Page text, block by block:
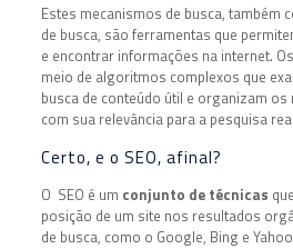
Estes mecanismos de busca, também
de busca, são ferramentas que
e encontrar informações na internet.
meio de algoritmos complexos que
busca de conteúdo útil e organizam
com sua relevância para a pesquisa
Certo, e o SEO, afinal?
O SEO é um conjunto de técnicas
posição de um site nos resultados
de busca, como o Google, Bing e